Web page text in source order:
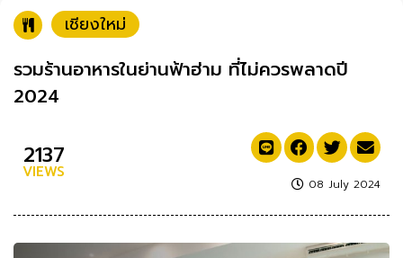
เชียงใหม่
รวมร้านอาหารในย่านฟ้าฮ่าม ที่ไม่ควรพลาดปี
2024
2137
VIEWS
08 July 2024